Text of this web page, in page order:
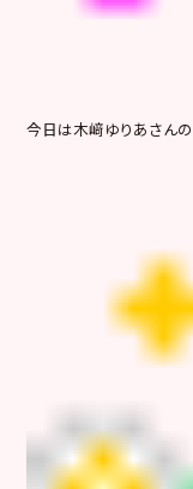
今日は木﨑ゆりあさんの